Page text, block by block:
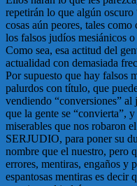
repetirán lo que algún
cosas aún peores, tales
los falsos judíos mesiánicos
Como sea, esa actitud del
actualidad con demasiada
Por supuesto que hay falsos
palurdos con título, que
vendiendo “conversiones”
que la gente se “convierta”,
miserables que nos robaron
SERJUDIO, para poner su
nombre que el nuestro, pero
errores, mentiras, engaños y
espantosas mentiras es decir